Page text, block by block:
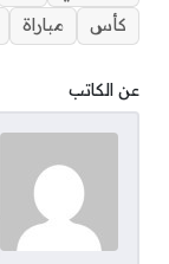
كأس
مباراة
عن الكاتب